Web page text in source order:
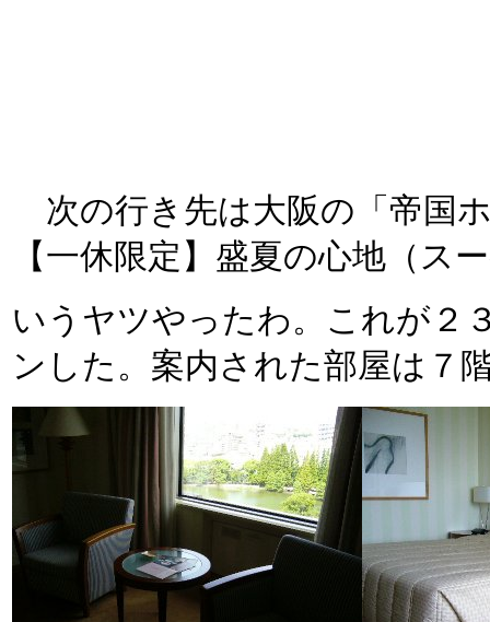
次の行き先は大阪の「帝国
【一休限定】盛夏の心地（ス
いうヤツやったわ。これが２
ンした。案内された部屋は７